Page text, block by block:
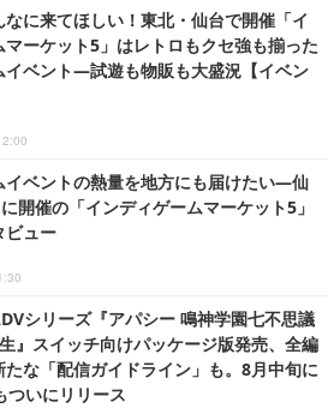
に来てほしい！東北・仙台で開催「イ
マーケット5」はレトロもクセ強も揃った
イベント―試遊も物販も大盛況【イベン
イベントの熱量を地方にも届けたい―仙
開催の「インディゲームマーケット5」
ビュー
シリーズ『アパシー 鳴神学園七不思議
』スイッチ向けパッケージ版発売、全編
たな「配信ガイドライン」も。8月中旬に
ついにリリース